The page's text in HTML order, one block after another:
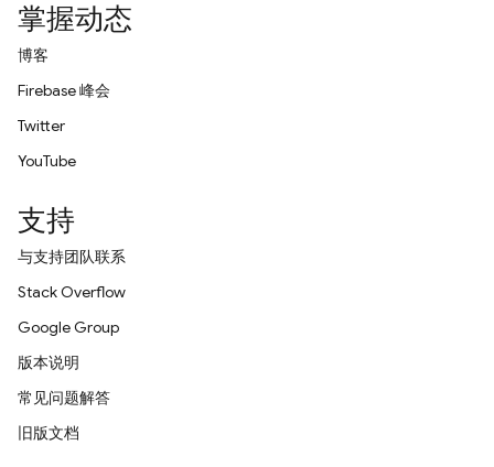
掌握动态
博客
Firebase 峰会
Twitter
YouTube
支持
与支持团队联系
Stack Overflow
Google Group
版本说明
常见问题解答
旧版文档